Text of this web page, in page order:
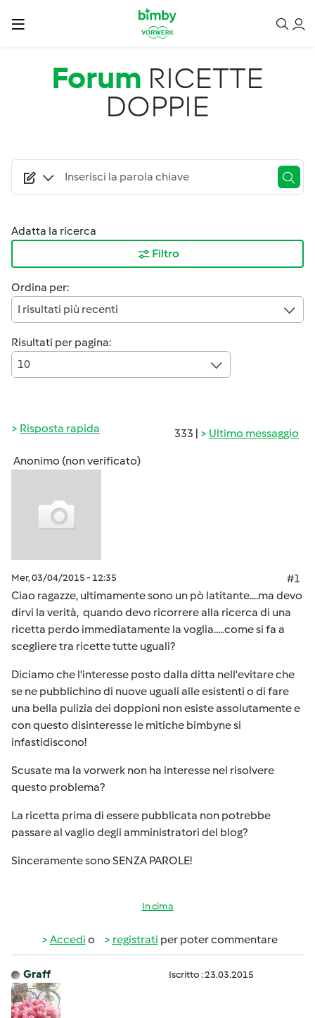
Salta al contenuto principale
Forum RICETTE
DOPPIE
Adatta la ricerca
Filtro
Ordina per:
I risultati più recenti
Risultati per pagina:
10
333 | Ultimo messaggio
Risposta rapida
Anonimo (non verificato)
Mer, 03/04/2015 - 12:35
#1
Ciao ragazze, ultimamente sono un pò latitante....ma devo
dirvi la verità, quando devo ricorrere alla ricerca di una
ricetta perdo immediatamente la voglia.....come si fa a
scegliere tra ricette tutte uguali?
Diciamo che l'interesse posto dalla ditta nell'evitare che
se ne pubblichino di nuove uguali alle esistenti o di fare
una bella pulizia dei doppioni non esiste assolutamente e
con questo disinteresse le mitiche bimbyne si
infastidiscono!
Scusate ma la vorwerk non ha interesse nel risolvere
questo problema?
La ricetta prima di essere pubblicata non potrebbe
passare al vaglio degli amministratori del blog?
Sinceramente sono SENZA PAROLE!
In cima
Accedi o registrati per poter commentare
Graff Iscritto : 23.03.2015